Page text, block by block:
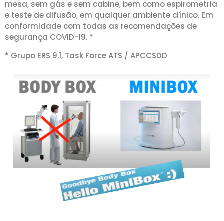
mesa, sem gás e sem cabine, bem como espirometria
e teste de difusão, em qualquer ambiente clínico. Em
conformidade com todas as recomendações de
segurança COVID-19. *
* Grupo ERS 9.1, Task Force ATS / APCCSDD